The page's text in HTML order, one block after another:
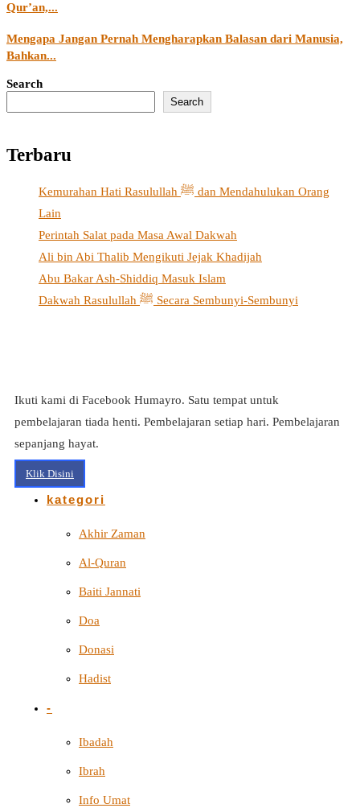
Qur’an,...
Mengapa Jangan Pernah Mengharapkan Balasan dari Manusia,
Bahkan...
Search
Search
Terbaru
Kemurahan Hati Rasulullah ﷺ dan Mendahulukan Orang
Lain
Perintah Salat pada Masa Awal Dakwah
Ali bin Abi Thalib Mengikuti Jejak Khadijah
Abu Bakar Ash-Shiddiq Masuk Islam
Dakwah Rasulullah ﷺ Secara Sembunyi-Sembunyi
Ikuti kami di Facebook Humayro. Satu tempat untuk
pembelajaran tiada henti. Pembelajaran setiap hari. Pembelajaran
sepanjang hayat.
Klik Disini
kategori
Akhir Zaman
Al-Quran
Baiti Jannati
Doa
Donasi
Hadist
-
Ibadah
Ibrah
Info Umat